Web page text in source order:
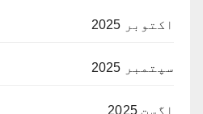
اکتوبر 2025
سپتمبر 2025
اگست 2025